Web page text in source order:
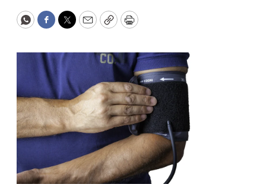
WhatsApp
Facebook
Twitter
EmailCopyPrint